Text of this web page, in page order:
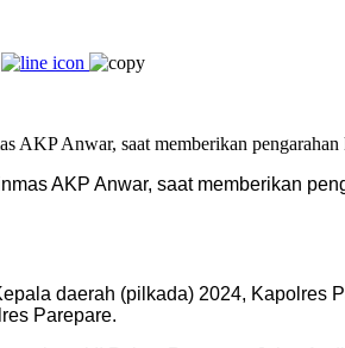
AKP Anwar, saat memberikan
daerah (pilkada) 2024, Kapolres
Parepare.